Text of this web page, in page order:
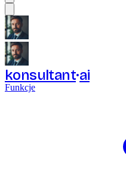
konsultant ai
Funkcje